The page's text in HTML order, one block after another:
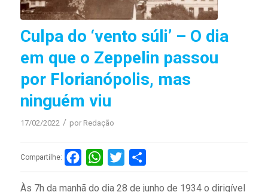
Culpa do ‘vento súli’ – O dia
em que o Zeppelin passou
por Florianópolis, mas
ninguém viu
17/02/2022 / por Redação
Compartilhe: FacebookWhatsApp
Twitter
Às 7h da manhã do dia 28 de junho de 1934 o dirigível